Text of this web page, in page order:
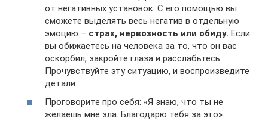
от негативных установок. С его помощью вы
сможете выделять весь негатив в отдельную
эмоцию – страх, нервозность или обиду. Если
вы обижаетесь на человека за то, что он вас
оскорбил, закройте глаза и расслабьтесь.
Прочувствуйте эту ситуацию, и воспроизведите
детали.
Проговорите про себя: «Я знаю, что ты не
желаешь мне зла. Благодарю тебя за это».